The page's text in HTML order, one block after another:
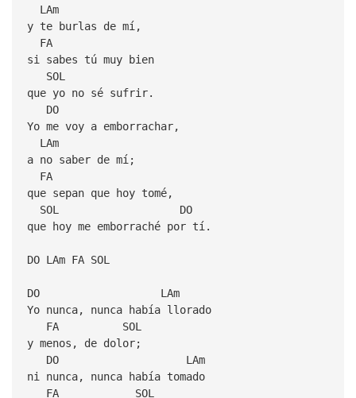
LAm
y te burlas de mí,
FA
si sabes tú muy bien
SOL
que yo no sé sufrir.
DO
Yo me voy a emborrachar,
LAm
a no saber de mí;
FA
que sepan que hoy tomé,
SOL DO
que hoy me emborraché por tí.
DO LAm FA SOL
DO LAm
Yo nunca, nunca había llorado
FA SOL
y menos, de dolor;
DO LAm
ni nunca, nunca había tomado
FA SOL